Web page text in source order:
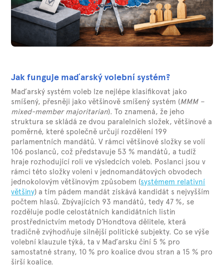
Jak funguje maďarský volební systém?
Maďarský systém voleb lze nejlépe klasifikovat jako
smíšený, přesněji jako většinově smíšený systém (MMM –
mixed-member majoritarian). To znamená, že jeho
struktura se skládá ze dvou paralelnich složek, většinové a
poměrné, které společně určují rozdělení 199
parlamentních mandátů. V rámci většinové složky se volí
106 poslanců, což představuje 53 % mandátů, a tudíž
hraje rozhodující roli ve výsledcích voleb. Poslanci jsou v
rámci této složky voleni v jednomandátových obvodech
jednokolovým většinovým způsobem (systémem relativní
většiny) a tím pádem mandát získává kandidát s nejvyšším
počtem hlasů. Zbývajících 93 mandátů, tedy 47 %, se
rozděluje podle celostátních kandidátních listin
prostřednictvím metody D’Hondtova dělitele, která
tradičně zvýhodňuje silnější politické subjekty. Co se výše
volební klauzule týká, ta v Maďarsku činí 5 % pro
samostatné strany, 10 % pro koalice dvou stran a 15 % pro
širší koalice.